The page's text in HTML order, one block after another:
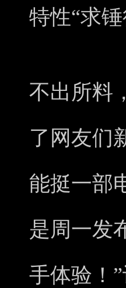
特性“求
不出所料
了网友们
能挺一部
是周一发
手体验！